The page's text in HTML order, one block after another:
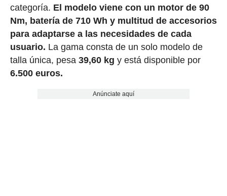
categoría. El modelo viene con un motor de 90
Nm, batería de 710 Wh y multitud de accesorios
para adaptarse a las necesidades de cada
usuario. La gama consta de un solo modelo de
talla única, pesa39,60 kg y está disponible por
6.500 euros.
Anúnciate aquí